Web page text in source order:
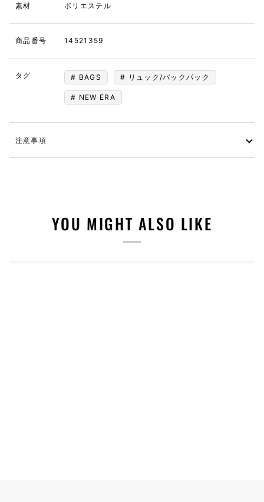
素材 ポリエステル
商品番号 14521359
タグ BAGS リュック/バックパック
NEW ERA
注意事項
YOU MIGHT ALSO LIKE